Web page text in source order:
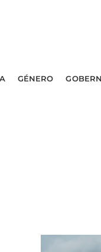
GÉNERO